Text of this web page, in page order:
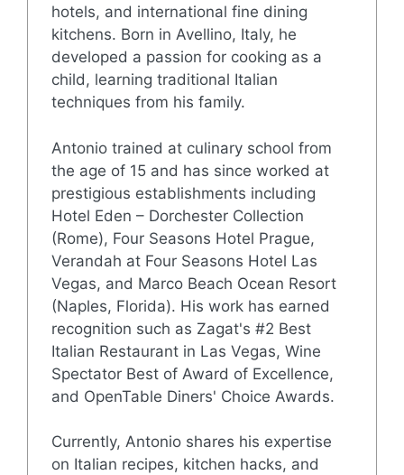
hotels, and international fine dining
kitchens. Born in Avellino, Italy, he
developed a passion for cooking as a
child, learning traditional Italian
techniques from his family.
Antonio trained at culinary school from
the age of 15 and has since worked at
prestigious establishments including
Hotel Eden – Dorchester Collection
(Rome), Four Seasons Hotel Prague,
Verandah at Four Seasons Hotel Las
Vegas, and Marco Beach Ocean Resort
(Naples, Florida). His work has earned
recognition such as Zagat's #2 Best
Italian Restaurant in Las Vegas, Wine
Spectator Best of Award of Excellence,
and OpenTable Diners' Choice Awards.
Currently, Antonio shares his expertise
on Italian recipes, kitchen hacks, and